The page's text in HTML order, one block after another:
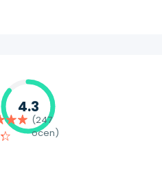
4.3
(247
ocen)